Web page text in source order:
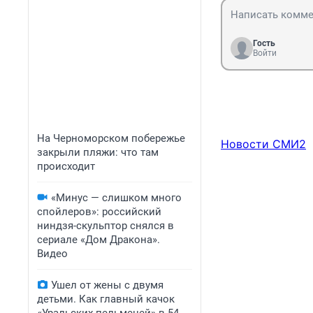
На Черноморском побережье
закрыли пляжи: что там
происходит
«Минус — слишком много
спойлеров»: российский
ниндзя-скульптор снялся в
сериале «Дом Дракона».
Видео
Ушел от жены с двумя
детьми. Как главный качок
Гость
Войти
Новости СМИ2